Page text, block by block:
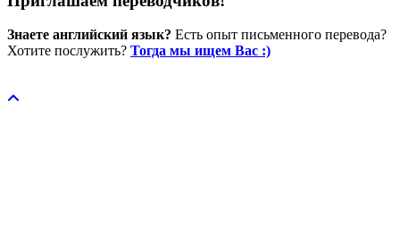
Знаете английский язык? Есть опыт письменного перевода?
Хотите послужить? Тогда мы ищем Вас :)